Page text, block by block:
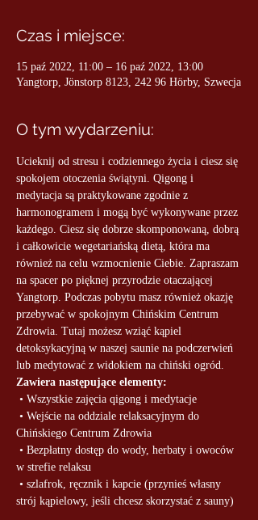
Czas i miejsce:
15 paź 2022, 11:00 – 16 paź 2022, 13:00
Yangtorp, Jönstorp 8123, 242 96 Hörby, Szwecja
O tym wydarzeniu:
Ucieknij od stresu i codziennego życia i ciesz się
spokojem otoczenia świątyni. Qigong i
medytacja są praktykowane zgodnie z
harmonogramem i mogą być wykonywane przez
każdego. Ciesz się dobrze skomponowaną, dobrą
i całkowicie wegetariańską dietą, która ma
również na celu wzmocnienie Ciebie. Zapraszam
na spacer po pięknej przyrodzie otaczającej
Yangtorp. Podczas pobytu masz również okazję
przebywać w spokojnym Chińskim Centrum
Zdrowia. Tutaj możesz wziąć kąpiel
detoksykacyjną w naszej saunie na podczerwień
lub medytować z widokiem na chiński ogród.
Zawiera następujące elementy:
• Wszystkie zajęcia qigong i medytacje
Chińskiego Centrum Zdrowia
w strefie relaksu
strój kąpielowy, jeśli chcesz skorzystać z sauny)